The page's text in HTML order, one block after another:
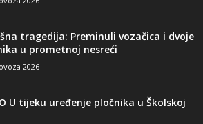
tragedija: Preminuli vozačica i dvoje
u prometnoj nesreći
2026
U tijeku uređenje pločnika u Školskoj